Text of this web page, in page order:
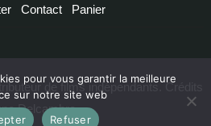
Contact Panier
de films indépendants. Crédits
Delcambre
pour vous garantir la meilleure
sur notre site web
Refuser